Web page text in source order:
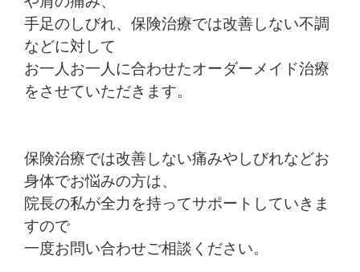
手足のしびれ、保険治療では改善しない不調
などに対して
お一人お一人に合わせたオーダーメイド治療
をさせていただきます。
保険治療では改善しない痛みやしびれなどお
身体でお悩みの方は、
院長の私が全力を持ってサポートしていきま
すので
一度お問い合わせご相談ください。